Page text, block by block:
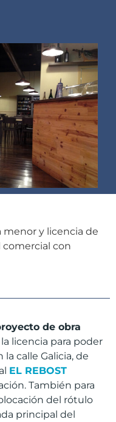
y licencia de
comercial con
de obra
licencia para poder
calle Galicia, de
EL REBOST
También para
del rótulo
principal del